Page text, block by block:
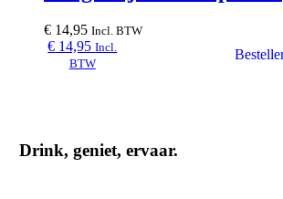
€ 14,95 Incl. BTW
€ 14,95 Incl.
BTW
Drink, geniet, ervaar.